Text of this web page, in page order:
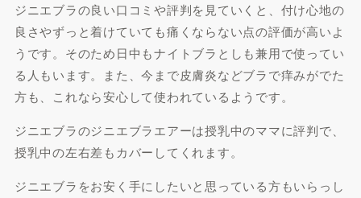
ジニエブラの良い口コミや評判を見ていくと、付け心地の
良さやずっと着けていても痛くならない点の評価が高いよ
うです。そのため日中もナイトブラとしも兼用で使ってい
る人もいます。また、今まで皮膚炎などブラで痒みがでた
方も、これなら安心して使われているようです。
ジニエブラのジニエブラエアーは授乳中のママに評判で、
授乳中の左右差もカバーしてくれます。
ジニエブラをお安く手にしたいと思っている方もいらっし